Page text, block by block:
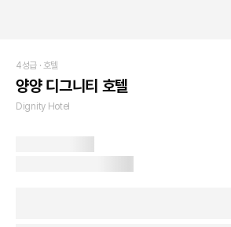
4성급 · 호텔
양양 디그니티 호텔
Dignity Hotel